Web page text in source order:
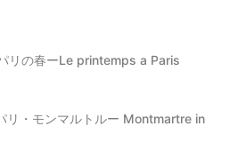
リの春ーLe printemps a Paris
リ・モンマルトルー Montmartre in